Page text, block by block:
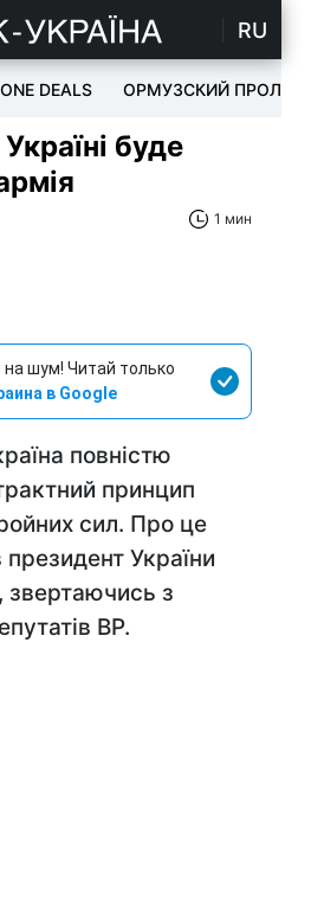
RU
DEALS ОРМУЗСКИЙ ПРОЛИВ
буде
1 мин
шум! Читай только
в Google
повністю
принцип
сил. Про це
президент України
з
ВР.